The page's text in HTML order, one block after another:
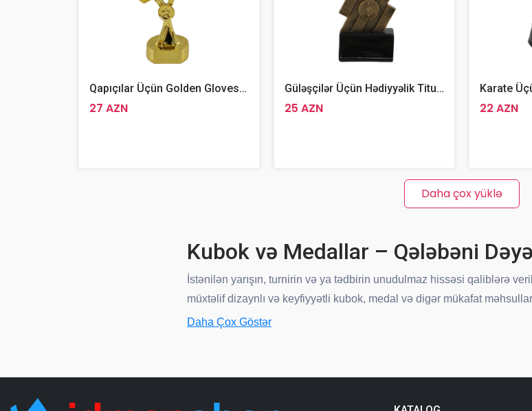
Qapıçılar Üçün Golden Gloves Kuboku 20sm
27 AZN
Güləşçilər Üçün Hədiyyəlik Titul Kubik 17sm
25 AZN 22 AZN
Daha çox yüklə
Kubok və Medallar – Qələbəni
İstənilən yarışın, turnirin və ya tədbirin unudulmaz hissəsi qaliblərə
müxtəlif dizaynlı və keyfiyyətli kubok, medal və digər mükafat
qədər geniş seçim imkanı sizi gözləyir.
Daha Çox Göstər